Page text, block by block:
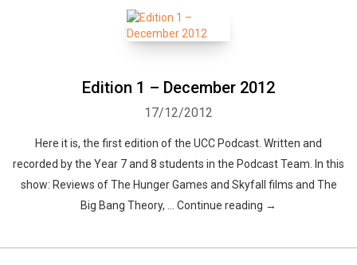
Edition 1 – December 2012
17/12/2012
Here it is, the first edition of the UCC Podcast. Written and
recorded by the Year 7 and 8 students in the Podcast Team. In this
show: Reviews of The Hunger Games and Skyfall films and The
Big Bang Theory, … Continue reading →